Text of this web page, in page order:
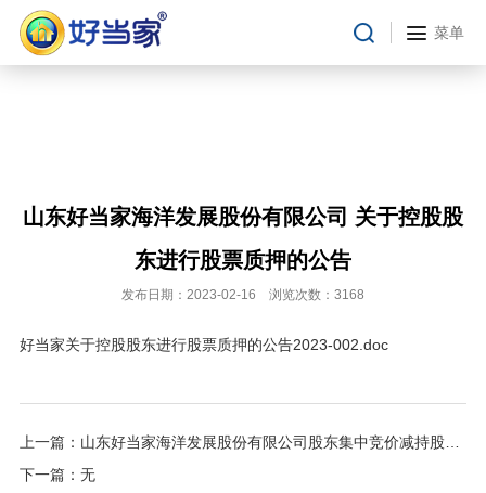
菜单
在线留言
财务摘要
山东好当家海洋发展股份有限公司 关于控股股
东进行股票质押的公告
发布日期：2023-02-16 浏览次数：3168
好当家关于控股股东进行股票质押的公告2023-002.doc
上一篇： 山东好当家海洋发展股份有限公司股东集中竞价减持股份结果公告
下一篇：无